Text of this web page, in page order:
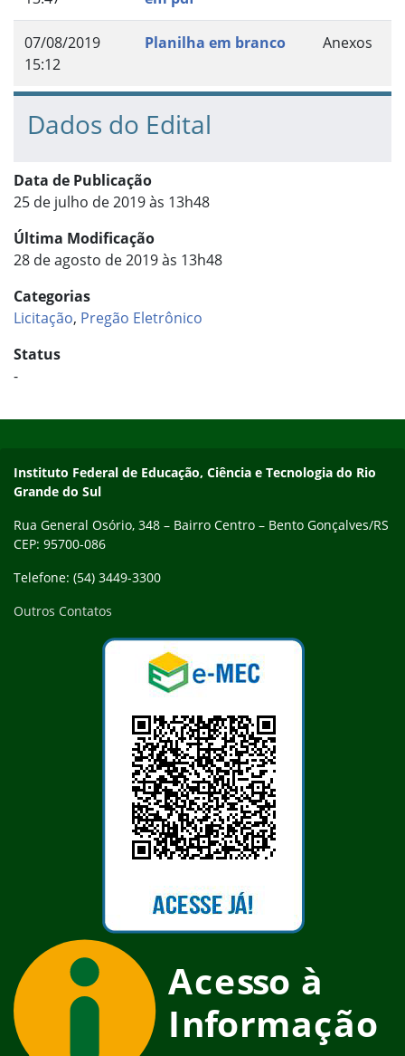
07/08/2019
15:12
Planilha em branco Anexos
Dados do Edital
Data de Publicação
25 de julho de 2019 às 13h48
Última Modificação
28 de agosto de 2019 às 13h48
Categorias
Licitação, Pregão Eletrônico
Status
-
Contato
Instituto Federal de Educação, Ciência e Tecnologia do Rio
Grande do Sul
Rua General Osório, 348 – Bairro Centro – Bento Gonçalves/RS
CEP: 95700-086
Telefone: (54) 3449-3300
Outros Contatos